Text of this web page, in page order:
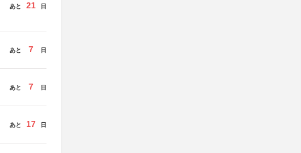
あと 21 日
あと 7 日
あと 7 日
あと 17 日